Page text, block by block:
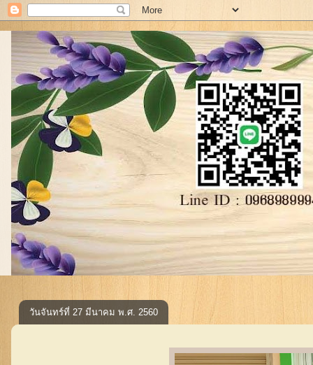
วันจันทร์ที่ 27 มีนาคม พ.ศ. 2560